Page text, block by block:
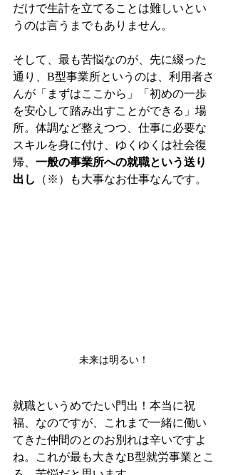
だけで生計を立てることは難しいとい
うのは言うまでもありません。
そして、最も苦悩なのが、先に綴った
通り、B型事業所というのは、利用者さ
んが「まずはここから」「初めの一歩
を安心して踏み出すことができる」場
所。体調など整えつつ、仕事に必要な
スキルを身に付け、ゆくゆくは社会復
帰、 一般の事業所への就職という送り
出し
（※）も大事なお仕事なんです。
未来は明るい！
就職というめでたい門出！本当に祝
福、なのですが、これまで一緒に働い
てきた仲間のとのお別れは辛いですよ
ね。これが最も大きなB型就労事業とこ